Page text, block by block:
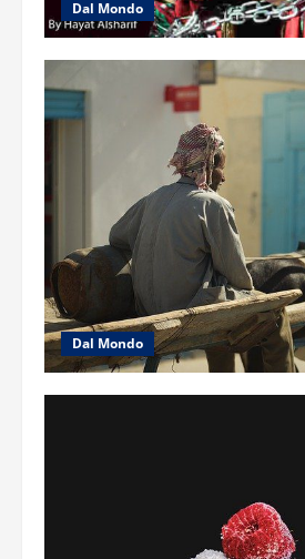
Dal Mondo
Dal Mondo